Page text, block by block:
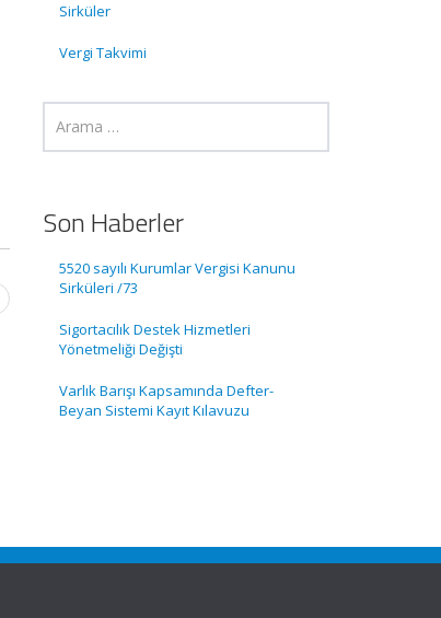
Sirküler
Vergi Takvimi
Son Haberler
5520 sayılı Kurumlar Vergisi Kanunu
Sirküleri /73
Sigortacılık Destek Hizmetleri
Yönetmeliği Değişti
Varlık Barışı Kapsamında Defter-
Beyan Sistemi Kayıt Kılavuzu